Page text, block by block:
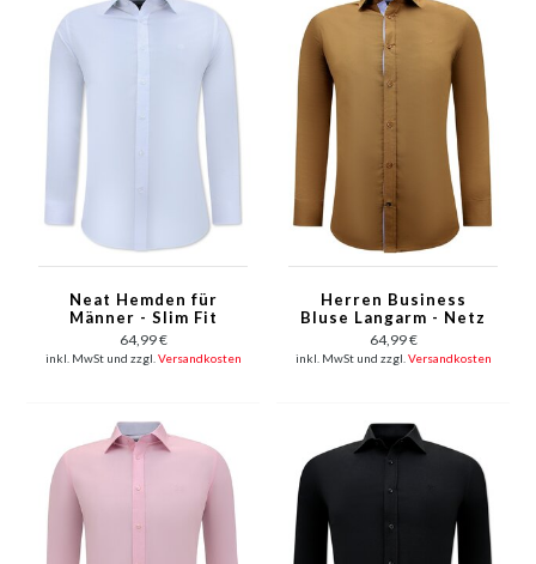
Neat Hemden für
Männer - Slim Fit
Bluse Stretch - Weiß
64,99 €
inkl. MwSt und zzgl. Versandkosten
Herren Business
Bluse Langarm - Netz
Slim Fit Hemd - Braun
64,99 €
inkl. MwSt und zzgl. Versandkosten